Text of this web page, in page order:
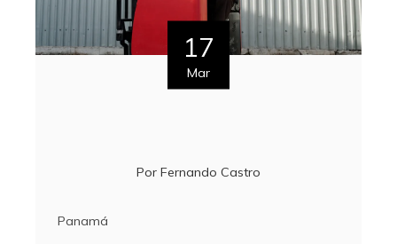
17
Mar
Por Fernando Castro
Panamá